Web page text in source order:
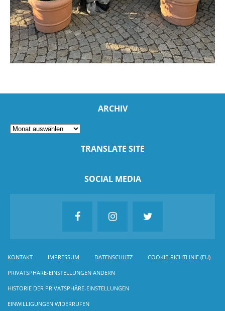
ARCHIV
TRANSLATE SITE
SOCIAL MEDIA
KONTAKT IMPRESSUM DATENSCHUTZ COOKIE-RICHTLINIE (EU)
PRIVATSPHÄRE-EINSTELLUNGEN ÄNDERN
HISTORIE DER PRIVATSPHÄRE-EINSTELLUNGEN
EINWILLIGUNGEN WIDERRUFEN